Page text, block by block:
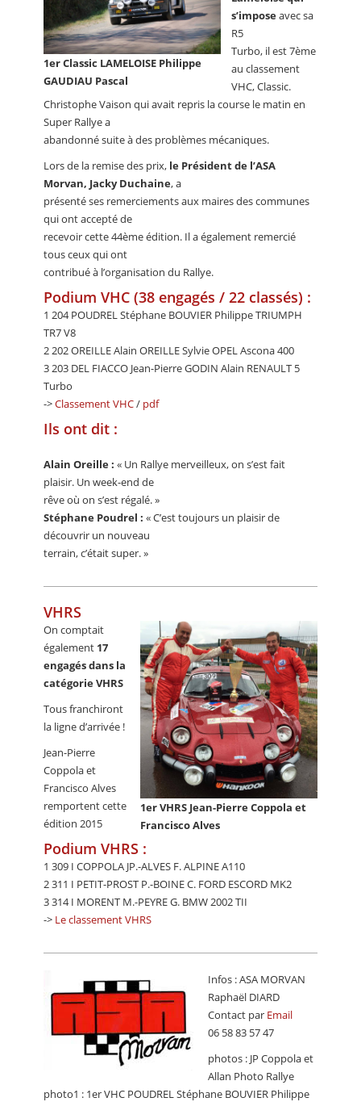
1er Classic LAMELOISE Philippe
GAUDIAU Pascal
s’imposeavec sa
R5
Turbo, il est 7ème
au classement
VHC, Classic.
Christophe Vaison qui avait repris la course le matin en
Super Rallye a
abandonné suite à des problèmes mécaniques.
Lors de la remise des prix, le Président de l’ASA
Morvan, Jacky Duchaine, a
présenté ses remerciements aux maires des communes
qui ont accepté de
recevoir cette 44ème édition. Il a également remercié
tous ceux qui ont
contribué à l’organisation du Rallye.
Podium VHC (38 engagés / 22 classés) :
1 204 POUDREL Stéphane BOUVIER Philippe TRIUMPH
TR7 V8
2 202 OREILLE Alain OREILLE Sylvie OPEL Ascona 400
3 203 DEL FIACCO Jean-Pierre GODIN Alain RENAULT 5
Turbo
->Classement VHC/ pdf
Ils ont dit :
Alain Oreille : « Un Rallye merveilleux, on s’est fait
plaisir. Un week-end de
rêve où on s’est régalé. »
Stéphane Poudrel : « C’est toujours un plaisir de
découvrir un nouveau
terrain, c’était super. »
VHRS
1er VHRS Jean-Pierre Coppola et
Francisco Alves
On comptait
également 17
engagés dans la
catégorie VHRS
Tous franchiront
la ligne d’arrivée !
Jean-Pierre
Coppola et
Francisco Alves
remportent cette
édition 2015
Podium VHRS :
1 309 I COPPOLA JP.-ALVES F. ALPINE A110
2 311 I PETIT-PROST P.-BOINE C. FORD ESCORD MK2
3 314 I MORENT M.-PEYRE G. BMW 2002 TII
-> Le classement VHRS
Infos : ASA MORVAN
Raphaël DIARD
Contact par Email
06 58 83 57 47
photos : JP Coppola et
Allan Photo Rallye
photo1 : 1er VHC POUDREL Stéphane BOUVIER Philippe